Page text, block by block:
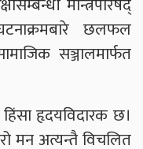
छलफल
सञ्जालमार्फत
हृदयविदारक छ।
मन अत्यन्तै विचलित